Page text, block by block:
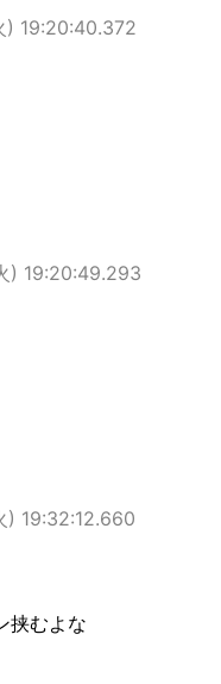
19:20:40.372
) 19:20:49.293
19:32:12.660
挟むよな